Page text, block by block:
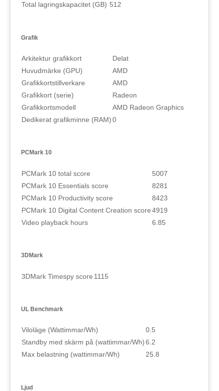
Total lagringskapacitet (GB) 512
Grafik
Arkitektur grafikkort
Delat
Huvudmärke (GPU)
AMD
Grafikkortstillverkare
AMD
Grafikkort (serie)
Radeon
Grafikkortsmodell
AMD Radeon Graphics
Dedikerat grafikminne (RAM)0
PCMark 10
PCMark 10 total score
5007
PCMark 10 Essentials score
8281
PCMark 10 Productivity score
8423
PCMark 10 Digital Content Creation score4919
Video playback hours
6.85
3DMark
3DMark Timespy score 1115
UL Benchmark
Viloläge (Wattimmar/Wh)
0.5
Standby med skärm på (wattimmar/Wh)6.2
Max belastning (wattimmar/Wh)
25.8
Ljud